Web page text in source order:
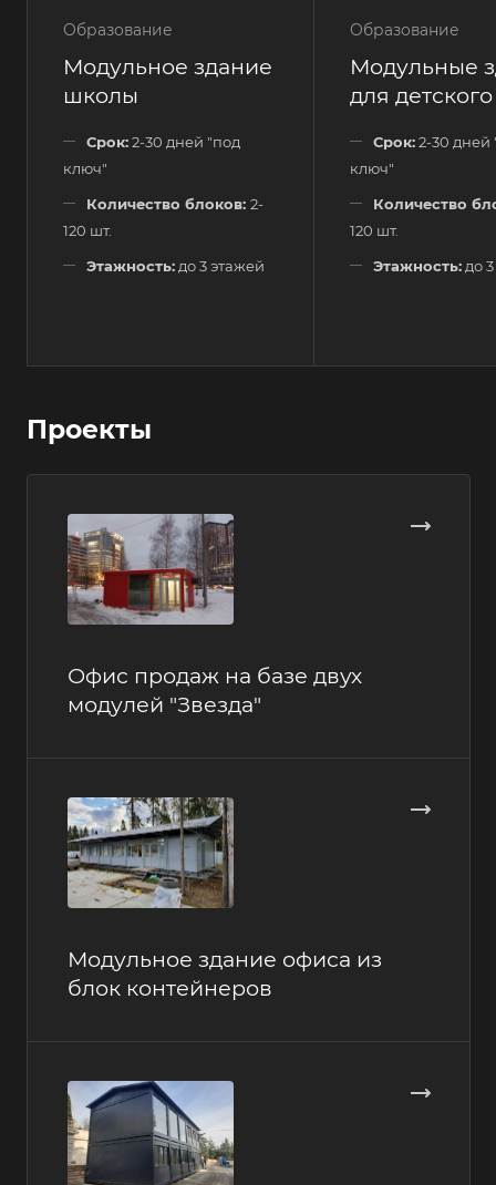
Образование
Модульное здание
школы
Срок:2-30 дней "под
ключ"
Количество блоков: 2-
120 шт.
Этажность: до 3 этажей
Образование
Модульные
для
Срок:2-30 дней
ключ"
Количество
120 шт.
Этажность: до
Проекты
Офис продаж на базе двух
модулей "Звезда"
Модульное здание офиса из
блок контейнеров